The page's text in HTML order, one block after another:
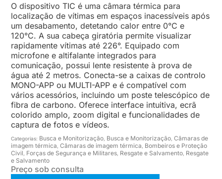
O dispositivo TIC é uma câmara térmica para
localização de vítimas em espaços inacessíveis após
um desabamento, detetando calor entre 0°C e
120°C. A sua cabeça giratória permite visualizar
rapidamente vítimas até 226°. Equipado com
microfone e altifalante integrados para
comunicação, possui lente resistente à prova de
água até 2 metros. Conecta-se a caixas de controlo
MONO-APP ou MULTI-APP e é compatível com
vários acessórios, incluindo um poste telescópico de
fibra de carbono. Oferece interface intuitiva, ecrã
colorido amplo, zoom digital e funcionalidades de
captura de fotos e vídeos.
Categorias: Busca e Monitorização, Busca e Monitorização,Câmaras de
imagem térmica,Câmaras de imagem térmica, Bombeiros e Proteção
Civil, Forças de Segurança e Militares, Resgate e Salvamento, Resgate
e Salvamento
Preço sob consulta